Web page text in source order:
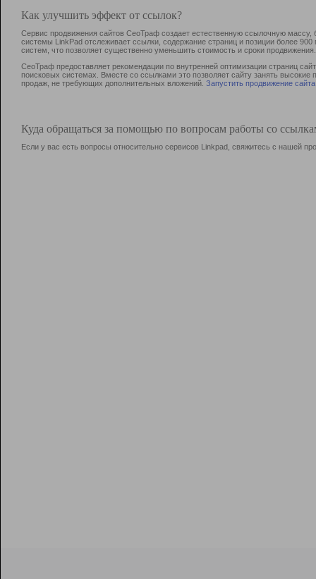
Как улучшить эффект от ссылок?
Сервис продвижения сайтов СеоТраф создает естественную ссылочную
системы LinkPad отслеживает ссылки, содержание страниц и позиции более
систем, что позволяет существенно уменьшить стоимость и сроки продвижения.
СеоТраф предоставляет рекомендации по внутренней оптимизации страниц
поисковых системах. Вместе со ссылками это позволяет сайту занять
продаж, не требующих дополнительных вложений. Запустить продвижение сайта
Куда обращаться за помощью по вопросам работы со
Если у вас есть вопросы относительно сервисов Linkpad, свяжитесь с нашей